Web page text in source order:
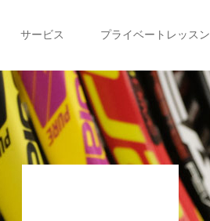
サービス プライベートレッスン